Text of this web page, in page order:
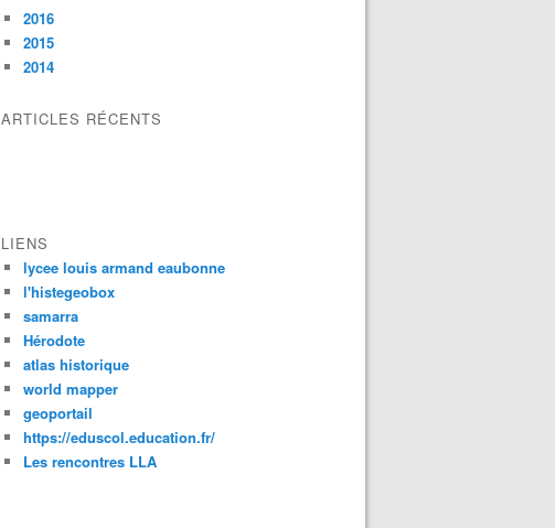
2016
2015
2014
ARTICLES RÉCENTS
LIENS
lycee louis armand eaubonne
l'histegeobox
samarra
Hérodote
atlas historique
world mapper
geoportail
https://eduscol.education.fr/
Les rencontres LLA